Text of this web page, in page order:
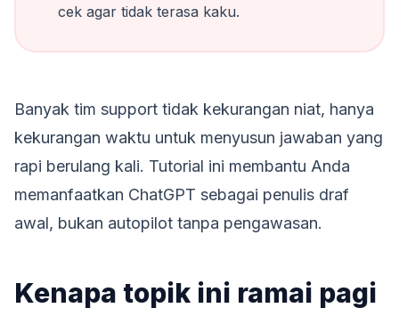
cek agar tidak terasa kaku.
Banyak tim support tidak kekurangan niat, hanya
kekurangan waktu untuk menyusun jawaban yang
rapi berulang kali. Tutorial ini membantu Anda
memanfaatkan ChatGPT sebagai penulis draf
awal, bukan autopilot tanpa pengawasan.
Kenapa topik ini ramai pagi